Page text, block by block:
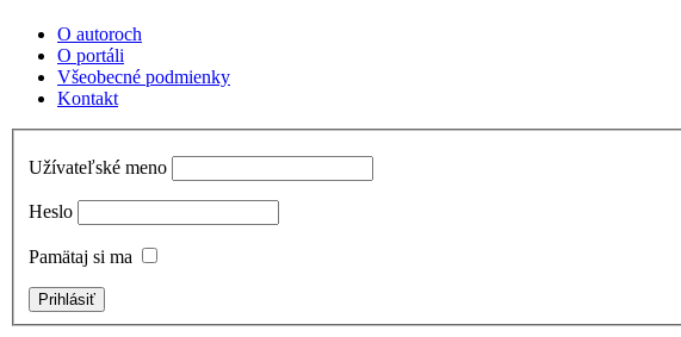
O autoroch
O portáli
Všeobecné podmienky
Kontakt
Užívateľské meno
Heslo
Pamätaj si ma